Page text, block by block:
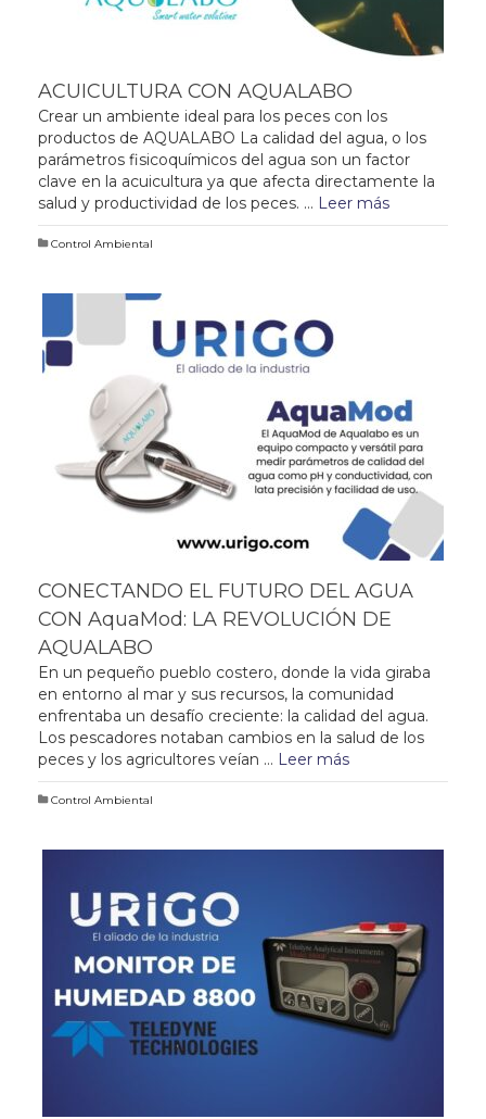
ACUICULTURA CON AQUALABO
Crear un ambiente ideal para los peces con los
productos de AQUALABO La calidad del agua, o los
parámetros fisicoquímicos del agua son un factor
clave en la acuicultura ya que afecta directamente la
salud y productividad de los peces. … Leer más
Control Ambiental
CONECTANDO EL FUTURO DEL AGUA
CON AquaMod: LA REVOLUCIÓN DE
AQUALABO
En un pequeño pueblo costero, donde la vida giraba
en entorno al mar y sus recursos, la comunidad
enfrentaba un desafío creciente: la calidad del agua.
Los pescadores notaban cambios en la salud de los
peces y los agricultores veían … Leer más
Control Ambiental